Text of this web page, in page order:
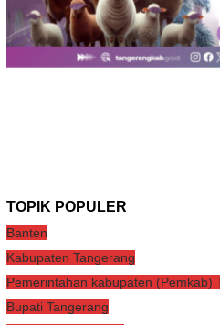
TOPIK POPULER
Banten
Kabupaten Tangerang
Pemerintahan kabupaten (Pemkab)
Bupati Tangerang